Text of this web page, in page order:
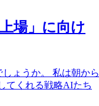
場」に向け
ょうか。 私は朝から
てくれる戦略AIたち